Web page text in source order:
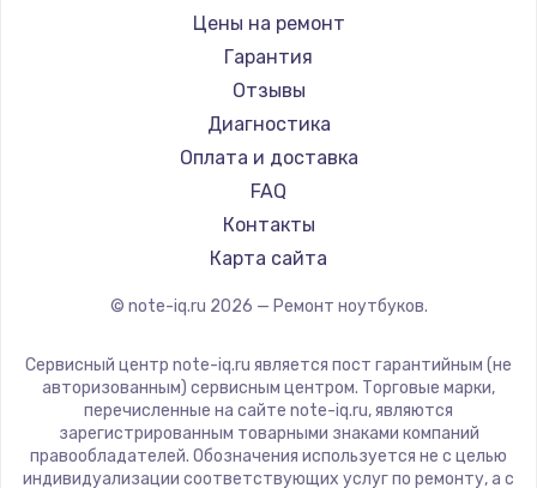
Ремонт ноутбуков iru
Ремонт ноутбуков Machenike
Ремонт ноутбуков DEXP
Ремонт ноутбуков Teclast
Ремонт ноутбуков CHUWI
Ремонт ноутбуков Colorful
Gigabyte
Aorus
Maibenben
Getac
Epson
Philips
LG
Panasonic
ZTE
Hiper
Evga
Цены на ремонт
Гарантия
Отзывы
Диагностика
Оплата и доставка
FAQ
Контакты
Карта сайта
© note-iq.ru 2026 — Ремонт ноутбуков.
Сервисный центр note-iq.ru является пост гарантийным (не
авторизованным) сервисным центром. Торговые марки,
перечисленные на сайте note-iq.ru, являются
зарегистрированным товарными знаками компаний
правообладателей. Обозначения используется не с целью
индивидуализации соответствующих услуг по ремонту, а с